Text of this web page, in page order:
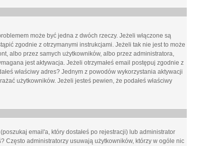
może być jedna z dwóch rzeczy. Jeżeli włączone są
zgodnie z otrzymanymi instrukcjami. Jeżeli tak nie jest to może
albo przez samych użytkowników, albo przez administratora,
jest aktywacja. Jeżeli otrzymałeś email postępuj zgodnie z
właściwy adres? Jednym z powodów wykorzystania aktywacji
użytkowników. Jeżeli jesteś pewien, że podałeś właściwy
email'a, który dostałeś po rejestracji) lub administrator
Często administratorzy usuwają użytkowników, którzy w ogóle nic